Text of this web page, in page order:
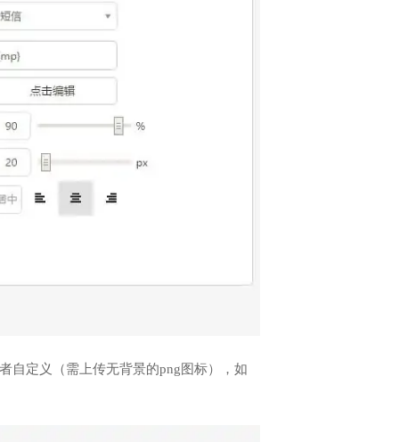
自定义（需上传无背景的png图标），如